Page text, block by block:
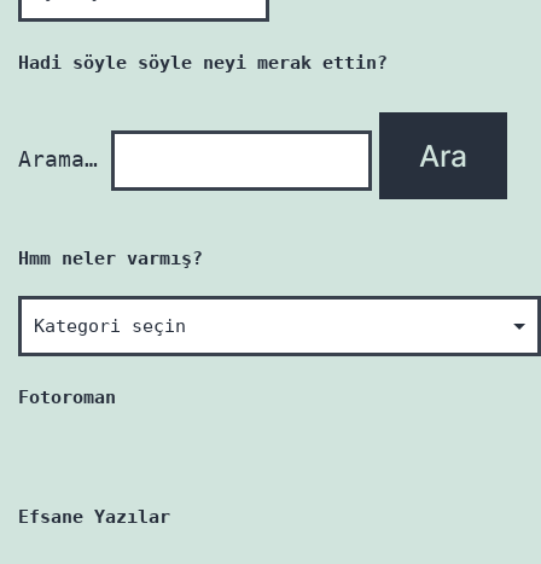
her
yazı
Hadi söyle söyle neyi merak ettin?
Arama…
Hmm neler varmış?
Hmm
neler
varmış?
Fotoroman
Efsane Yazılar